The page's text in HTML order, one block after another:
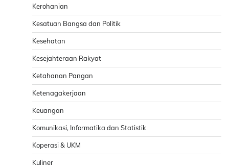
Kerohanian
Kesatuan Bangsa dan Politik
Kesehatan
Kesejahteraan Rakyat
Ketahanan Pangan
Ketenagakerjaan
Keuangan
Komunikasi, Informatika dan Statistik
Koperasi & UKM
Kuliner